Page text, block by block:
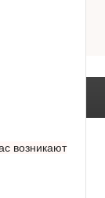
возникают